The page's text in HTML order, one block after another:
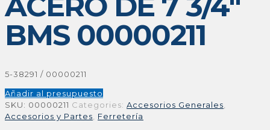
BMS 00000211
5-38291 / 00000211
Añadir al presupuesto
SKU: 00000211 Categories: Accesorios Generales
Accesorios y Partes
Ferretería